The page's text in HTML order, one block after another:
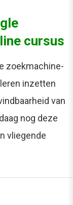
cursus
zoekmachine-
inzetten
van
nog deze
vliegende